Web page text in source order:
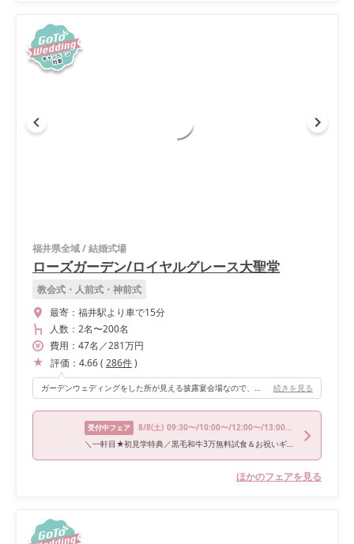
福井県全域/結婚式場
ローズガーデン/ロイヤルグレース大聖堂
教会式・人前式・神前式
最寄： 福井駅より車で15分
人数： 2名〜200名
費用： 47名 ／281万円
評価： 4.66( 286件)
ガーデンウェディングをした所が見える披露宴会場なので、会場と繋がっているかのようでより広く見えました。 また、自然光が入りナチュラルな雰囲気が増しています。 続きを見る
受付中フェア 8/8(土) 09:30〜/10:00〜/12:00〜/13:00〜/15:00〜
＼一軒目★初見学特典／黒毛和牛3万無料試食＆お祝いギフト2万
ほかのフェアを見る